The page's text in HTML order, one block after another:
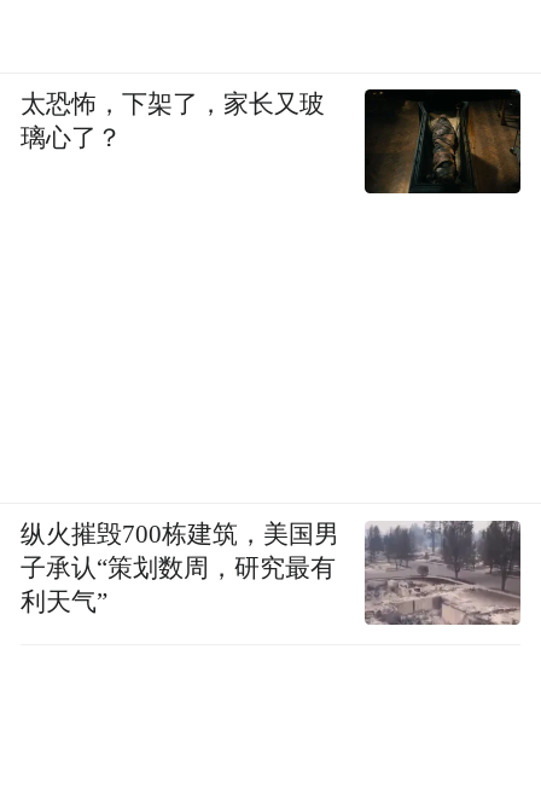
太恐怖，下架了，家长又玻
璃心了？
纵火摧毁700栋建筑，美国男
子承认“策划数周，研究最有
利天气”